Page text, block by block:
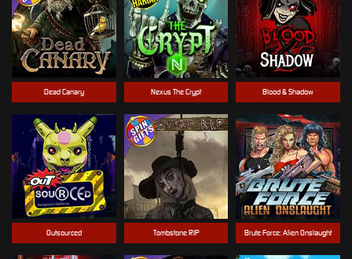
Blood & Shadow
Outsourced Brute Force: Alien Onslaught
Nexus The Crypt
Tombstone RIP
Dead Canary